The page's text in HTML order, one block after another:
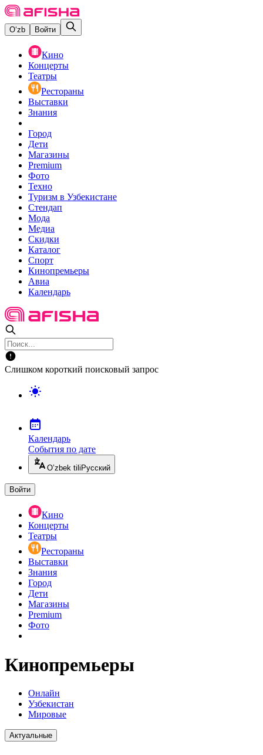
O‘zb Войти
Кино
Концерты
Театры
Рестораны
Выставки
Знания
Город
Дети
Магазины
Premium
Фото
Техно
Туризм в Узбекистане
Стендап
Мода
Медиа
Скидки
Каталог
Спорт
Кинопремьеры
Авиа
Календарь
Слишком короткий поисковый запрос
Календарь
События по дате
O’zbek tili Русский
Войти
Кино
Концерты
Театры
Рестораны
Выставки
Знания
Город
Дети
Магазины
Premium
Фото
Кинопремьеры
Онлайн
Узбекистан
Мировые
Актуальные